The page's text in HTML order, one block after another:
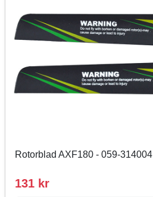
Rotorblad AXF180 - 059-314004
131 kr